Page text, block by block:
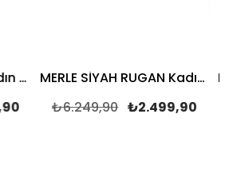
MERLE SİYAH RUGAN Kadın TOPUKLU TERLİK
₺2.499,90
₺6.249,90